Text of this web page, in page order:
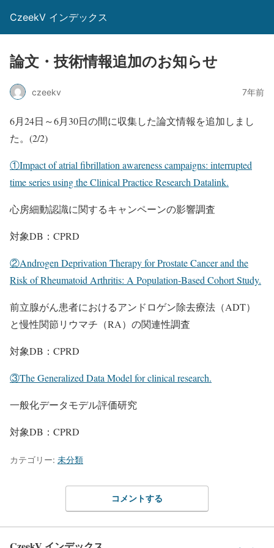
CzeekV インデックス
論文・技術情報追加のお知らせ
czeekv 7年前
6月24日～6月30日の間に収集した論文情報を追加しまし
た。(2/2)
①Impact of atrial fibrillation awareness campaigns: interrupted
time series using the Clinical Practice Research Datalink.
心房細動認識に関するキャンペーンの影響調査
対象DB：CPRD
②Androgen Deprivation Therapy for Prostate Cancer and the
Risk of Rheumatoid Arthritis: A Population-Based Cohort Study.
前立腺がん患者におけるアンドロゲン除去療法（ADT）
と慢性関節リウマチ（RA）の関連性調査
対象DB：CPRD
③The Generalized Data Model for clinical research.
一般化データモデル評価研究
対象DB：CPRD
カテゴリー: 未分類
コメントする